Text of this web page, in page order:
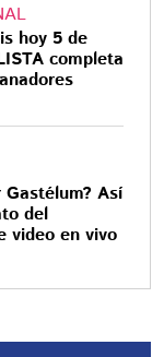
hoy 5 de
completa
Así
del
video en vivo